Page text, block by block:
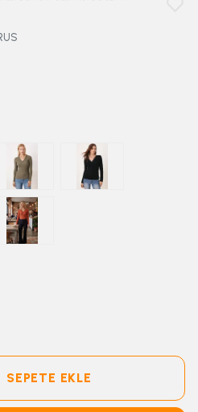
SEPETE EKLE